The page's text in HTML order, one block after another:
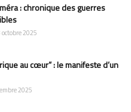
: chronique des guerres
octobre 2025
au cœur” : le manifeste d’un
2025